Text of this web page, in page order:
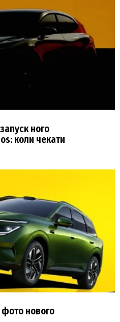
ного
коли чекати
фото нового